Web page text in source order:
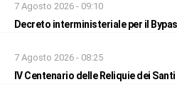
7 Agosto 2026 - 09:10
Decreto interministeriale per il
7 Agosto 2026 - 08:25
IV Centenario delle Reliquie dei